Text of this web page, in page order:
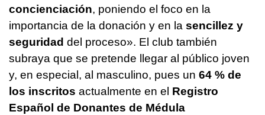
concienciación, poniendo el foco en la
importancia de la donación y en la sencillez y
seguridad del proceso». El club también
subraya que se pretende llegar al público joven
y, en especial, al masculino, pues un 64 % de
los inscritos actualmente en el Registro
Español de Donantes de Médula